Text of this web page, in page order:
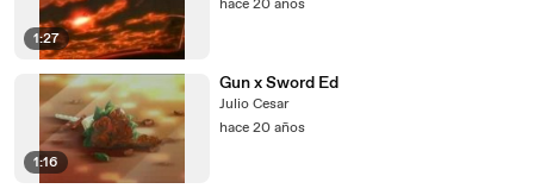
1:27
hace 20 años
1:16
Gun x Sword Ed
Julio Cesar
hace 20 años